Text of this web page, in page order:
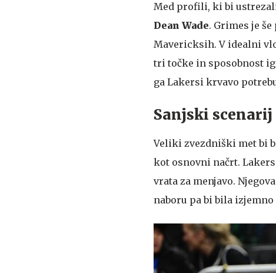
Med profili, ki bi
Dean Wade. Grimes je
Mavericksih. V idealni
tri točke in sposobnost
ga Lakersi krvavo
Sanjski
Veliki zvezdniški met bi
kot osnovni načrt.
vrata za menjavo.
naboru pa bi bila izjemno